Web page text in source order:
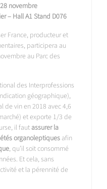
novembre
– Hall A1 Stand D076
France, producteur et
participera au
au Parc des
des Interprofessions
géographique),
de vin en 2018 avec 4,6
et exporte 1/3 de
il faut assurer la
organoleptiques afin
, qu’il soit consommé
Et cela, sans
et la pérennité de